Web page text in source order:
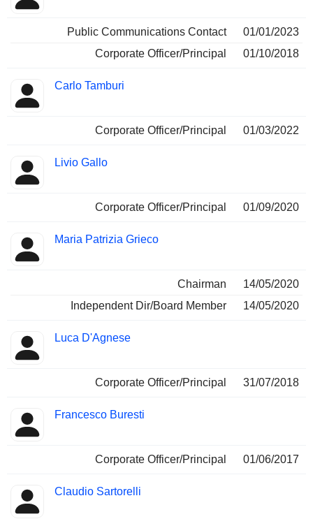
Public Communications Contact
01/01/2023
Corporate Officer/Principal
01/10/2018
Carlo Tamburi
Corporate Officer/Principal 01/03/2022
Livio Gallo
Corporate Officer/Principal 01/09/2020
Maria Patrizia Grieco
Chairman
14/05/2020
Independent Dir/Board Member
14/05/2020
Luca D'Agnese
Corporate Officer/Principal 31/07/2018
Francesco Buresti
Corporate Officer/Principal 01/06/2017
Claudio Sartorelli